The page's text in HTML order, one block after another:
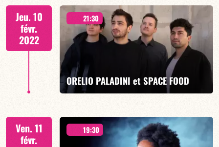
EN SAVOIR PLUS
Jeu. 10
févr.
2022
21:30
ORELIO PALADINI et SPACE FOOD
Ven. 11
févr.
19:30